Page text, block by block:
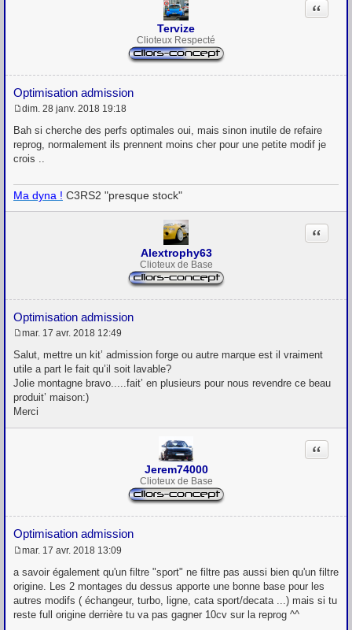
Tervize
Clioteux Respecté
Optimisation admission
Citation
e
s
a
e
dim. 28 janv. 2018 19:18
Bah si cherche des perfs optimales oui, mais sinon inutile de refaire
reprog, normalement ils prennent moins cher pour une petite modif je
crois ..
Ma dyna ! C3RS2 "presque stock"
Alextrophy63
Clioteux de Base
Optimisation admission
Citation
e
s
s
a
g
e
mar. 17 avr. 2018 12:49
Salut, mettre un kit’ admission forge ou autre marque est il vraiment
utile a part le fait qu’il soit lavable?
Jolie montagne bravo.....fait’ en plusieurs pour nous revendre ce beau
produit’ maison:)
Merci
Jerem74000
Clioteux de Base
Optimisation admission
Citation
e
s
s
a
g
mar. 17 avr. 2018 13:09
a savoir également qu'un filtre "sport" ne filtre pas aussi bien qu'un filtre
origine. Les 2 montages du dessus apporte une bonne base pour les
autres modifs ( échangeur, turbo, ligne, cata sport/decata ...) mais si tu
reste full origine derrière tu va pas gagner 10cv sur la reprog ^^